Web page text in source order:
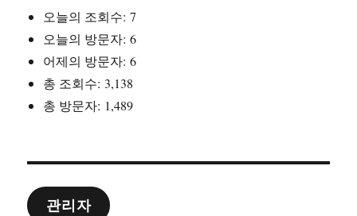
오늘의 조회수:7
오늘의 방문자:6
어제의 방문자:6
총 조회수: 3,138
총 방문자: 1,489
관리자